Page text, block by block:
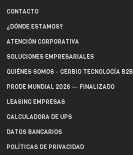
CONTACTO
¿DÓNDE ESTAMOS?
ATENCIÓN CORPORATIVA
SOLUCIONES EMPRESARIALES
QUIÉNES SOMOS - GERBIO TECNOLOGÍA B2B
PRODE MUNDIAL 2026 — FINALIZADO
LEASING EMPRESAS
CALCULADORA DE UPS
DATOS BANCARIOS
POLÍTICAS DE PRIVACIDAD